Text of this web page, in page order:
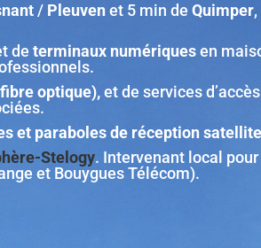
/ Pleuvenet 5 min de Quimper,
de terminaux numériquesen
optique),et de services
et paraboles de réception
Stelogy. Intervenant local pour
et Bouygues Télécom).